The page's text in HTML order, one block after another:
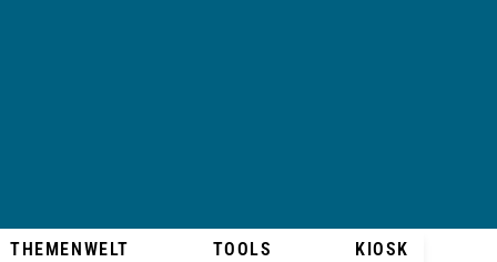
THEMENWELT TOOLS KIOSK